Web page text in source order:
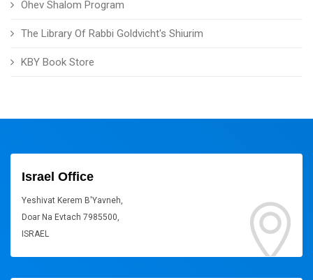
Ohev Shalom Program
The Library Of Rabbi Goldvicht's Shiurim
KBY Book Store
Israel Office
Yeshivat Kerem B'Yavneh,
Doar Na Evtach 7985500,
ISRAEL